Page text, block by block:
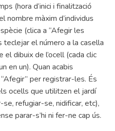
(hora d’inici i finalització
nombre màxim d’individus
(clica a “Afegir les
el número a la casella
dibuix de l’ocell (cada clic
en un). Quan acabis
per registrar-les. És
ocells que utilitzen el jardí
refugiar-se, nidificar, etc),
parar-s’hi ni fer-ne cap ús.